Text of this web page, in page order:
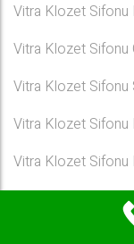
Vitra Klozet Sifonu
Vitra Klozet Sifonu
Vitra Klozet Sifonu
Vitra Klozet Sifonu
Vitra Klozet Sifonu
Vitra Klozet
Vitra Klozet Sifonu